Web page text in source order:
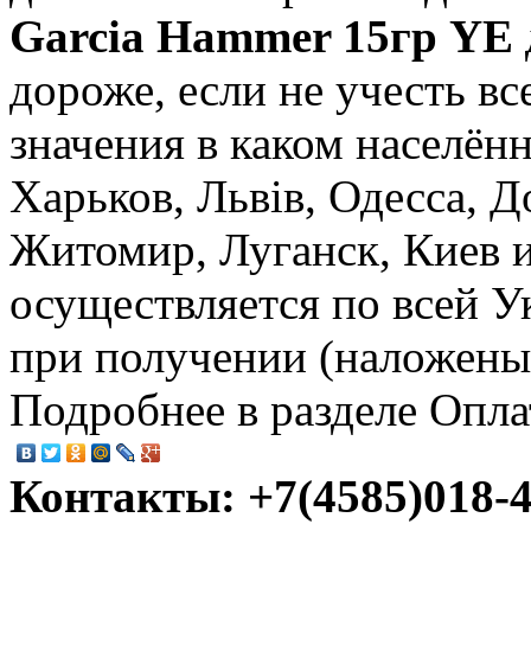
Garcia Hammer 15гр YE
дороже, если не учесть
значения в каком
Харьков, Львів, Одесса,
Житомир, Луганск, Киев
осуществляется по всей
при получении
Подробнее в разделе
Контакты: